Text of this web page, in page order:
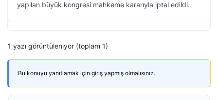
yapılan büyük kongresi mahkeme kararıyla iptal edildi.
1 yazı görüntüleniyor (toplam 1)
Bu konuyu yanıtlamak için giriş yapmış olmalısınız.